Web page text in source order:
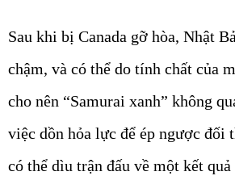
Sau khi bị Canada gỡ hòa, Nhật
chậm, và có thể do tính chất của
cho nên “Samurai xanh” không
việc dồn hỏa lực để ép ngược đối
có thể dìu trận đấu về một kết quả